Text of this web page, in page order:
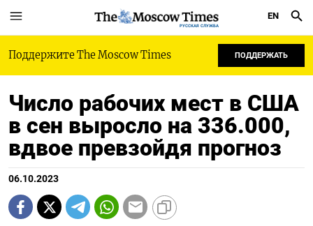
РУССКАЯ СЛУЖБА
EN
Поддержите The Moscow Times ПОДДЕРЖАТЬ
Число рабочих мест в США
в сен выросло на 336.000,
вдвое превзойдя прогноз
06.10.2023